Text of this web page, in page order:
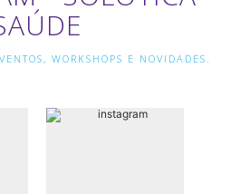
WORKSHOPS E NOVIDADES.